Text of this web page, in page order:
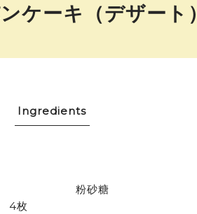
ケーキ（デザート）
Ingredients
4枚
粉砂糖